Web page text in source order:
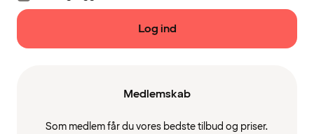
Log ind
Medlemskab
Som medlem får du vores bedste tilbud og priser.